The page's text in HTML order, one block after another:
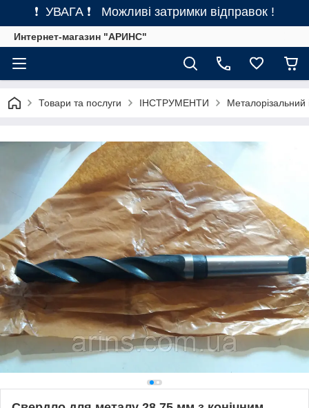
❗ УВАГА ❗ Можливі затримки відправок !
Интернет-магазин "АРИНС"
Товари та послуги ІНСТРУМЕНТИ Металорізальний